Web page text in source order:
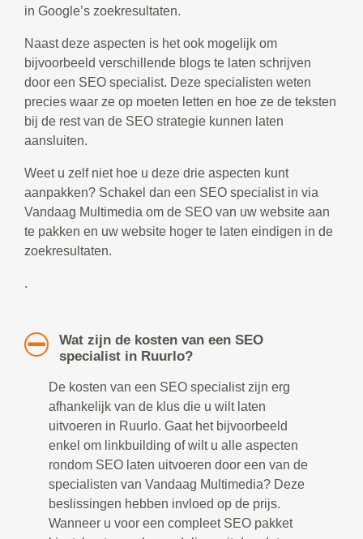
in Google’s zoekresultaten.
Naast deze aspecten is het ook mogelijk om
bijvoorbeeld verschillende blogs te laten schrijven
door een SEO specialist. Deze specialisten weten
precies waar ze op moeten letten en hoe ze de teksten
bij de rest van de SEO strategie kunnen laten
aansluiten.
Weet u zelf niet hoe u deze drie aspecten kunt
aanpakken? Schakel dan een SEO specialist in via
Vandaag Multimedia om de SEO van uw website aan
te pakken en uw website hoger te laten eindigen in de
zoekresultaten.
.
Wat zijn de kosten van een SEO
specialist in Ruurlo?
De kosten van een SEO specialist zijn erg
afhankelijk van de klus die u wilt laten
uitvoeren in Ruurlo. Gaat het bijvoorbeeld
enkel om linkbuilding of wilt u alle aspecten
rondom SEO laten uitvoeren door een van de
specialisten van Vandaag Multimedia? Deze
beslissingen hebben invloed op de prijs.
Wanneer u voor een compleet SEO pakket